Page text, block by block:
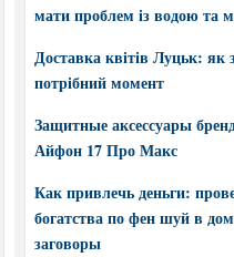
мати проблем із водою та
Доставка квітів Луцьк:
потрібний момент
Защитные аксессуары
Айфон 17 Про Макс
Как привлечь деньги:
богатства по фен шуй в
заговоры